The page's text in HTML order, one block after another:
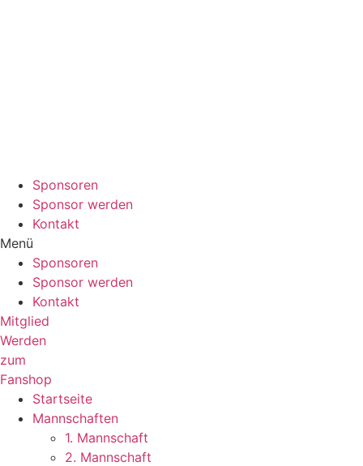
Sponsoren
Sponsor werden
Kontakt
Menü
Sponsoren
Sponsor werden
Kontakt
Mitglied
Werden
zum
Fanshop
Startseite
Mannschaften
1. Mannschaft
2. Mannschaft